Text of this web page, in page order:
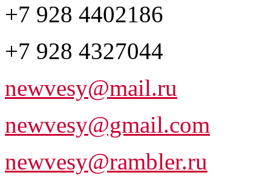
+7 928 4402186
+7 928 4327044
newvesy@mail.ru
newvesy@gmail.com
newvesy@rambler.ru